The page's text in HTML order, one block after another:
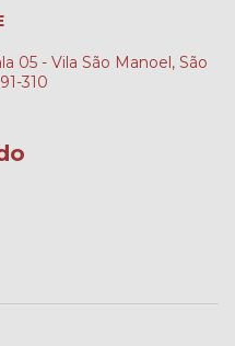
05 - Vila São Manoel, São
310